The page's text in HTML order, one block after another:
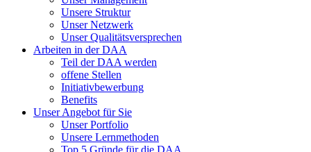
Unsere Struktur
Unser Netzwerk
Unser Qualitätsversprechen
Arbeiten in der DAA
Teil der DAA werden
offene Stellen
Initiativbewerbung
Benefits
Unser Angebot für Sie
Unser Portfolio
Unsere Lernmethoden
Top 5 Gründe für die DAA